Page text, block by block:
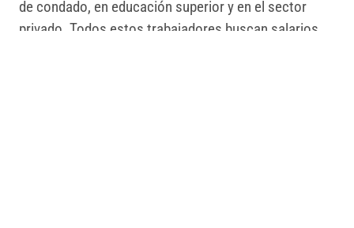
de condado, en educación superior y en el sector
privado. Todos estos trabajadores buscan salarios